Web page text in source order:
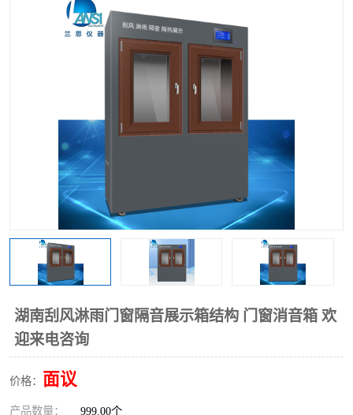
湖南刮风淋雨门窗隔音展示箱结构 门窗消音箱 欢
迎来电咨询
价格： 面议
产品数量： 999.00个